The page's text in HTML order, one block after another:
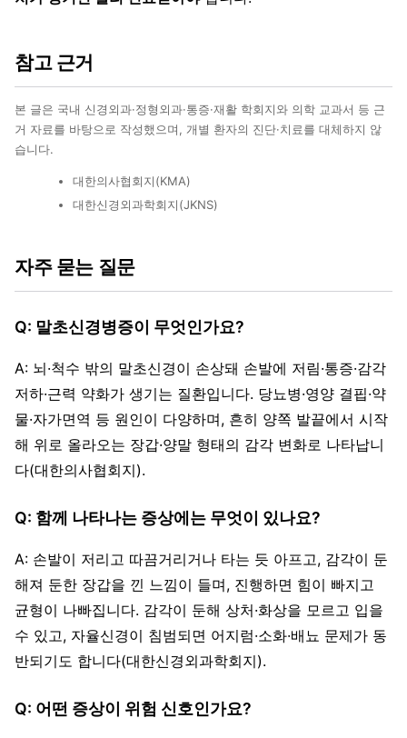
참고 근거
본 글은 국내 신경외과·정형외과·통증·재활 학회지와 의학 교과서 등 근
거 자료를 바탕으로 작성했으며, 개별 환자의 진단·치료를 대체하지 않
습니다.
대한의사협회지(KMA)
대한신경외과학회지(JKNS)
자주 묻는 질문
Q: 말초신경병증이 무엇인가요?
A: 뇌·척수 밖의 말초신경이 손상돼 손발에 저림·통증·감각
저하·근력 약화가 생기는 질환입니다. 당뇨병·영양 결핍·약
물·자가면역 등 원인이 다양하며, 흔히 양쪽 발끝에서 시작
해 위로 올라오는 장갑·양말 형태의 감각 변화로 나타납니
다(대한의사협회지).
Q: 함께 나타나는 증상에는 무엇이 있나요?
A: 손발이 저리고 따끔거리거나 타는 듯 아프고, 감각이 둔
해져 둔한 장갑을 낀 느낌이 들며, 진행하면 힘이 빠지고
균형이 나빠집니다. 감각이 둔해 상처·화상을 모르고 입을
수 있고, 자율신경이 침범되면 어지럼·소화·배뇨 문제가 동
반되기도 합니다(대한신경외과학회지).
Q: 어떤 증상이 위험 신호인가요?